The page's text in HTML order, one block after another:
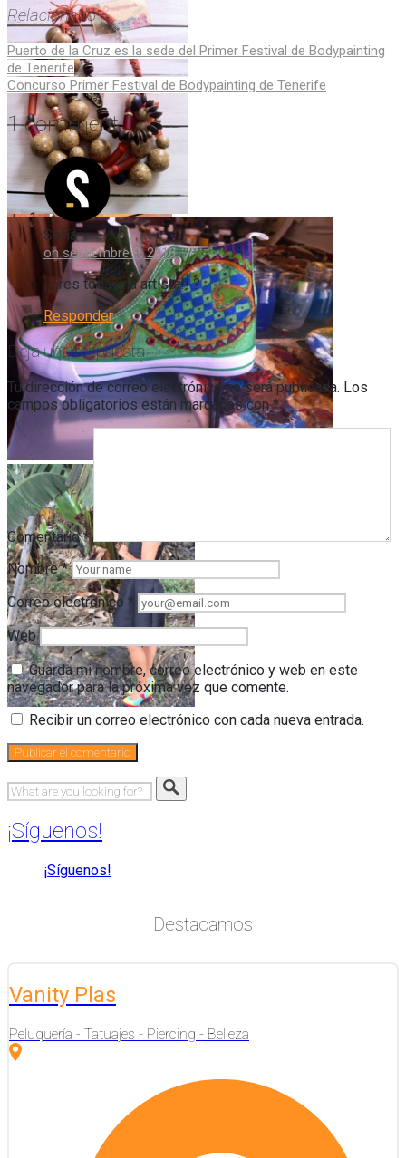
Relacionado
Navegación
de
entradas
Puerto de la Cruz es la sede del Primer Festival de Bodypainting
de Tenerife
Concurso Primer Festival de Bodypainting de Tenerife
1 comment
Sofía
on septiembre 9, 2016
¡¡Eres toda una artista!! ?
Responder
Deja una respuesta
Tu dirección de correo electrónico no será publicada. Los
campos obligatorios están marcados con*
Comentario*
Nombre*
Correo electrónico *
Web
Guarda mi nombre, correo electrónico y web en este
navegador para la próxima vez que comente.
Recibir un correo electrónico con cada nueva entrada.
¡Síguenos!
¡Síguenos!
Destacamos
Vanity Plas
Peluquería - Tatuajes - Piercing - Belleza